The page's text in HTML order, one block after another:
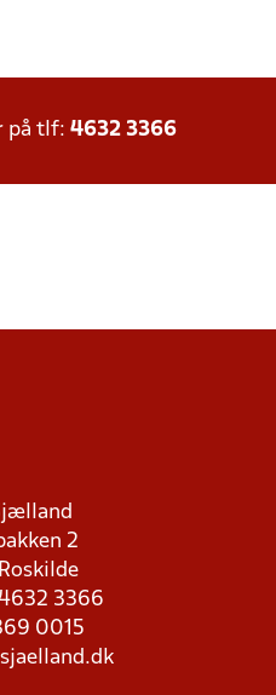
på tlf: 4632 3366
2
4632 3366
0015